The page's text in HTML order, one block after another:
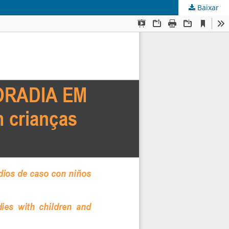
Baixar